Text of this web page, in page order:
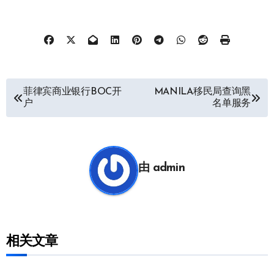
菲律宾商业银行BOC开
户
MANILA移民局查询黑
名单服务
由 admin
相关文章